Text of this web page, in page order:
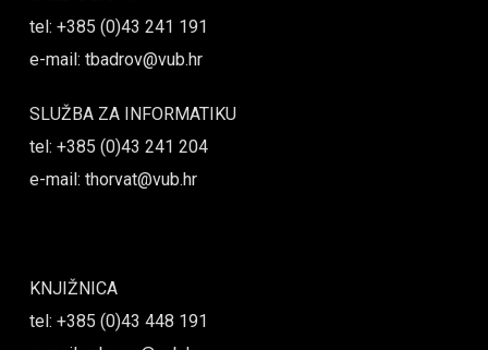
tel: +385 (0)43 241 191
e-mail: tbadrov@vub.hr
SLUŽBA ZA INFORMATIKU
tel: +385 (0)43 241 204
e-mail: thorvat@vub.hr
KNJIŽNICA
tel: +385 (0)43 448 191